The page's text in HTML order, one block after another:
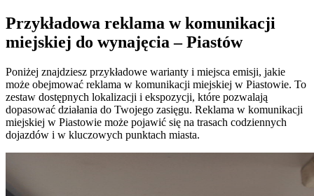
Przykładowa reklama w komunikacji
miejskiej do wynajęcia – Piastów
Poniżej znajdziesz przykładowe warianty i miejsca emisji, jakie
może obejmować reklama w komunikacji miejskiej w Piastowie. To
zestaw dostępnych lokalizacji i ekspozycji, które pozwalają
dopasować działania do Twojego zasięgu. Reklama w komunikacji
miejskiej w Piastowie może pojawić się na trasach codziennych
dojazdów i w kluczowych punktach miasta.